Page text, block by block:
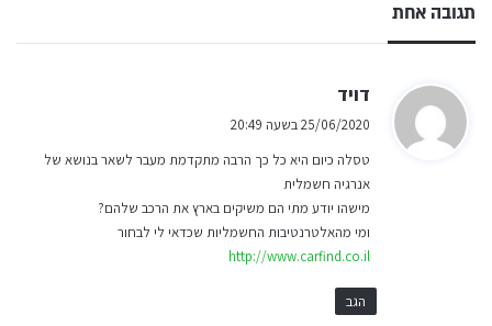
תגובה אחת
דויד
ב
:
25/06/2020 בשעה 20:49
טסלה כיום היא כל כך הרבה מתקדמת מעבר לשאר בנושא של
אנרגיה חשמלית
מישהו יודע מתי הם משיקים בארץ את הרכב שלהם?
ומי מהאלטרנטיבות החשמליות שכדאי לי לבחור
http://www.carfind.co.il
הגב